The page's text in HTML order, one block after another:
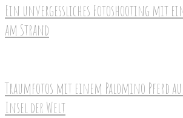
Ein unvergessliches Fotoshooting mit
am Strand
Traumfotos mit einem Palomino Pferd
Insel der Welt